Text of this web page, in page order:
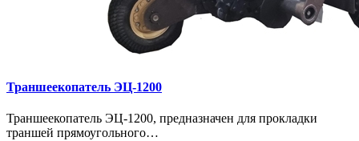
Траншеекопатель ЭЦ-1200
Траншеекопатель ЭЦ-1200, предназначен для прокладки
траншей прямоугольного…